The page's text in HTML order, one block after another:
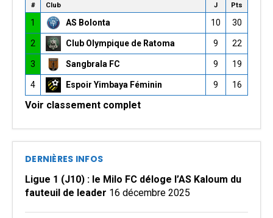
# Club J Pts
1 AS Bolonta 10 30
2 Club Olympique de Ratoma 9 22
3 Sangbrala FC 9 19
4 Espoir Yimbaya Féminin 9 16
Voir classement complet
DERNIÈRES INFOS
Ligue 1 (J10) : le Milo FC déloge l’AS Kaloum du
fauteuil de leader 16 décembre 2025